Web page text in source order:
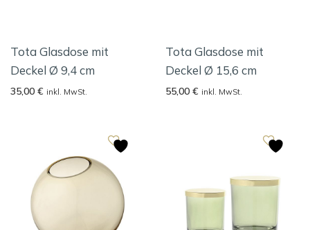
Tota Glasdose mit
Deckel Ø 9,4 cm
35,00 € inkl. MwSt.
Tota Glasdose mit
Deckel Ø 15,6 cm
55,00 € inkl. MwSt.